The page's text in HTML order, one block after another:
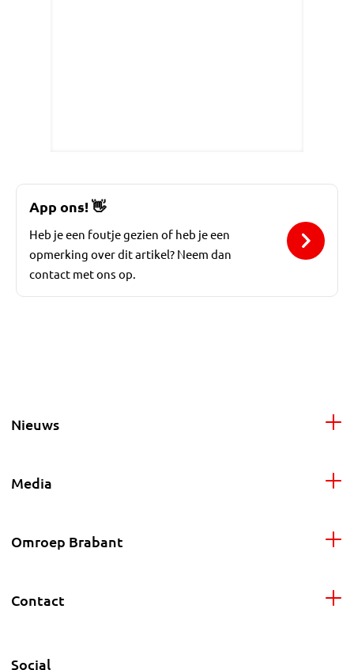
App ons!👋
Heb je een foutje gezien of heb je een
opmerking over dit artikel? Neem dan
contact met ons op.
Nieuws
Media
Omroep Brabant
Contact
Social